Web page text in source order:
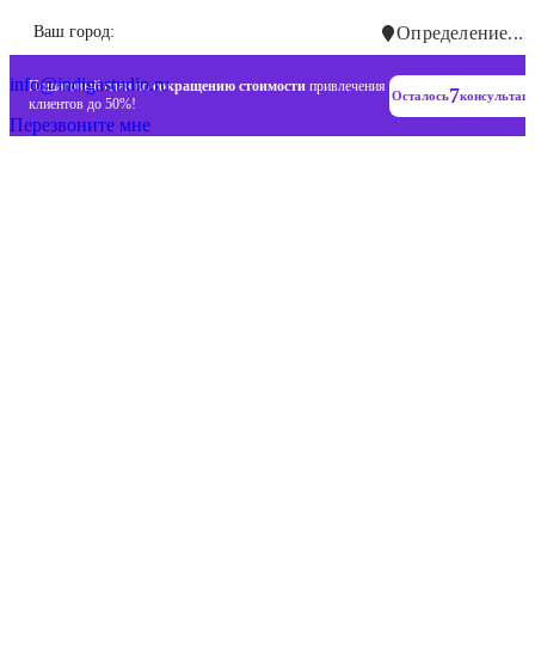
Ваш город: Определение...
Пошаговый план посокращению стоимости привлечения
клиентов до 50%!
Осталось7
+7 (993) 477-18-57
info@indigastudio.ru
Перезвоните мне